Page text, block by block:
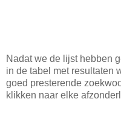
Nadat we de lijst hebben
in de tabel met resultaten
goed presterende
klikken naar elke